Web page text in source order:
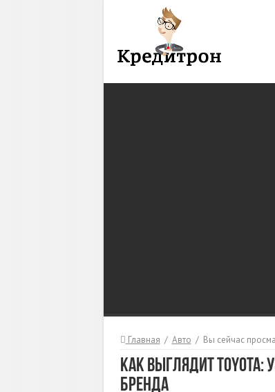
Главная / Авто / Вы сейчас
Как выглядит Toyota:
бренда